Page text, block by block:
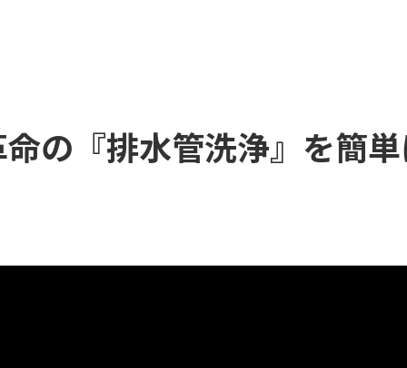
の『排水管洗浄』を簡